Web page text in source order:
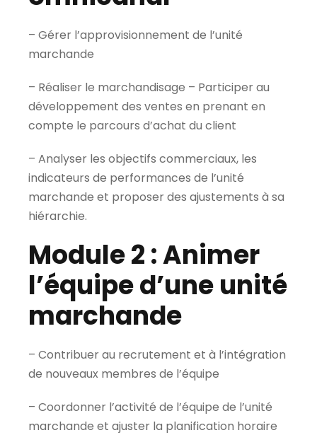
– Gérer l’approvisionnement de l’unité
marchande
– Réaliser le marchandisage – Participer au
développement des ventes en prenant en
compte le parcours d’achat du client
– Analyser les objectifs commerciaux, les
indicateurs de performances de l’unité
marchande et proposer des ajustements à sa
hiérarchie.
Module 2 : Animer
l’équipe d’une unité
marchande
– Contribuer au recrutement et à l’intégration
de nouveaux membres de l’équipe
– Coordonner l’activité de l’équipe de l’unité
marchande et ajuster la planification horaire